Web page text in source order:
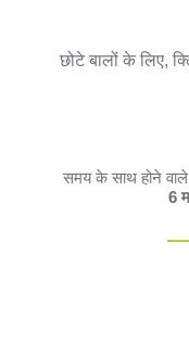
छोटे बालों के लिए,
समय के साथ होने वाले
6